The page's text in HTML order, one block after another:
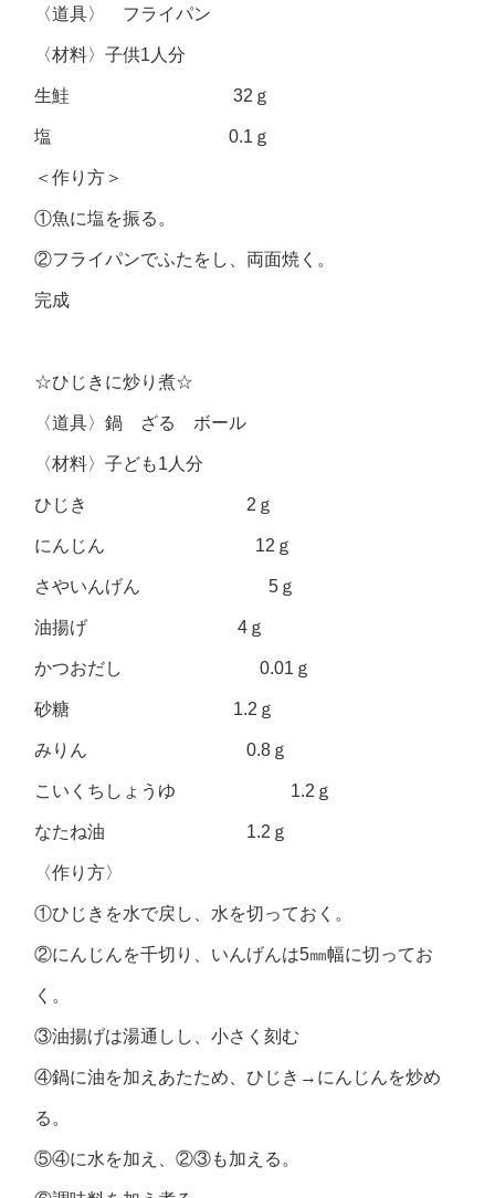
〈道具〉 フライパン
〈材料〉子供1人分
生鮭 32ｇ
塩 0.1ｇ
＜作り方＞
①魚に塩を振る。
②フライパンでふたをし、両面焼く。
完成
☆ひじきに炒り煮☆
〈道具〉鍋 ざる ボール
〈材料〉子ども1人分
ひじき 2ｇ
にんじん 12ｇ
さやいんげん 5ｇ
油揚げ 4ｇ
かつおだし 0.01ｇ
砂糖 1.2ｇ
みりん 0.8ｇ
こいくちしょうゆ 1.2ｇ
なたね油 1.2ｇ
〈作り方〉
①ひじきを水で戻し、水を切っておく。
②にんじんを千切り、いんげんは5㎜幅に切ってお
く。
③油揚げは湯通しし、小さく刻む
④鍋に油を加えあたため、ひじき→にんじんを炒め
る。
⑤④に水を加え、②③も加える。